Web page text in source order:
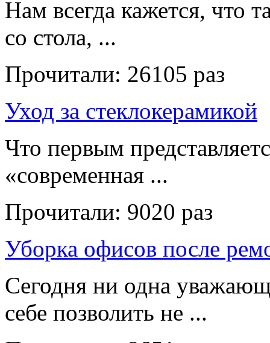
Нам всегда кажется, что
со стола, ...
Прочитали: 26105 раз
Уход за стеклокерамикой
Что первым
«современная ...
Прочитали: 9020 раз
Уборка офисов после
Сегодня ни одна
себе позволить не ...